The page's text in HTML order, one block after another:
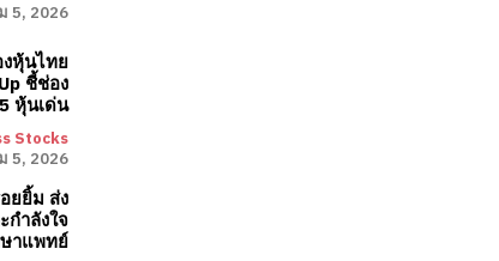
5, 2026
งหุ้นไทย
ชี้ช่อง
หุ้นเด่น
Stocks
5, 2026
ยยิ้ม ส่ง
ำลังใจ
าแพทย์